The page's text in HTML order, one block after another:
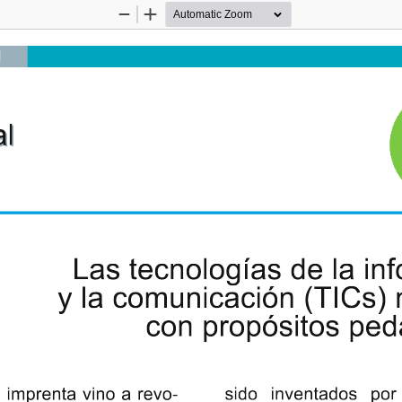
Zoom
Zoom
vino a revo-
sido inventados
Las tecnologías de la
y la comunicación (TICs)
con propósitos
ll